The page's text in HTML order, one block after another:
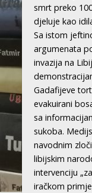
smrt preko
djeluje kao
Sa istom
argumenata
invazija na
Gadafijeve
evakuirani
sa
sukoba.
navodnim
libijskim
intervenciju
iračkom